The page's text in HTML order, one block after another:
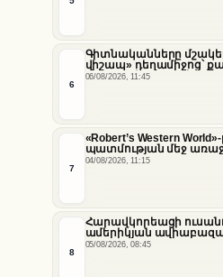
6
Գիտնականները
վիշապ» դեղամիջոց՝
սովամահ անելու համար
06/08/2026, 11:45
7
«Robert’s Western
պատմության մեջ
«Nissan Stadium»
04/08/2026, 11:15
8
Հարավկորեացի
ամերիկյան ավիաբազա
05/08/2026, 08:45